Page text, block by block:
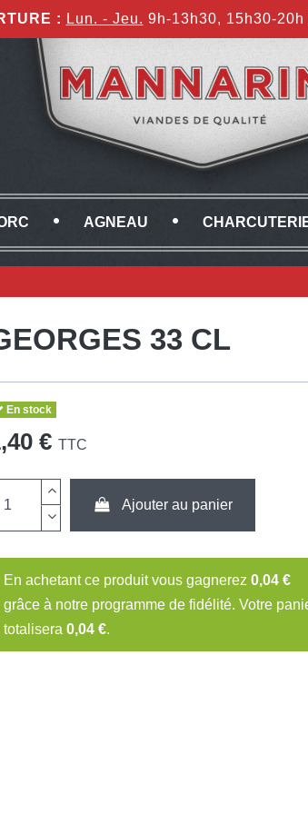
: Lun. - Jeu. 9h-13h30, 15h30-20h
AGNEAU
33 CL
En stock
€ TTC
Ajouter au panier
En achetant ce produit vous gagnerez 0,04 €
grâce à notre programme de fidélité. Votre
totalisera 0,04 €.